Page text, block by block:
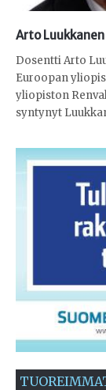
Arto Luukkanen
Dosentti Arto
Euroopan
yliopiston
syntynyt